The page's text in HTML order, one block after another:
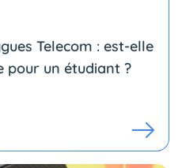
Telecom : est-elle
pour un étudiant ?